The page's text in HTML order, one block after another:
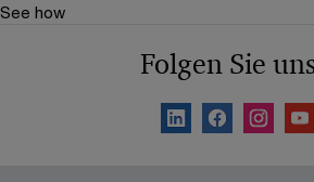
See how
Folgen Sie